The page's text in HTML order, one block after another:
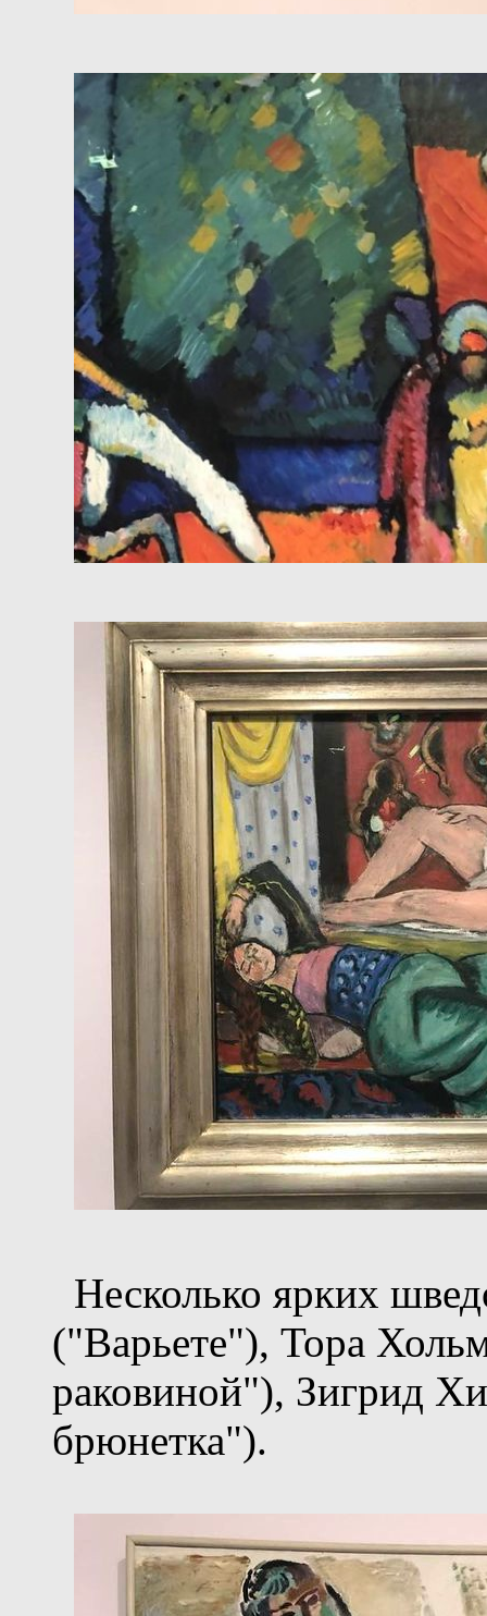
Несколько ярких
("Варьете"), Тора
раковиной"), Зигрид
брюнетка").